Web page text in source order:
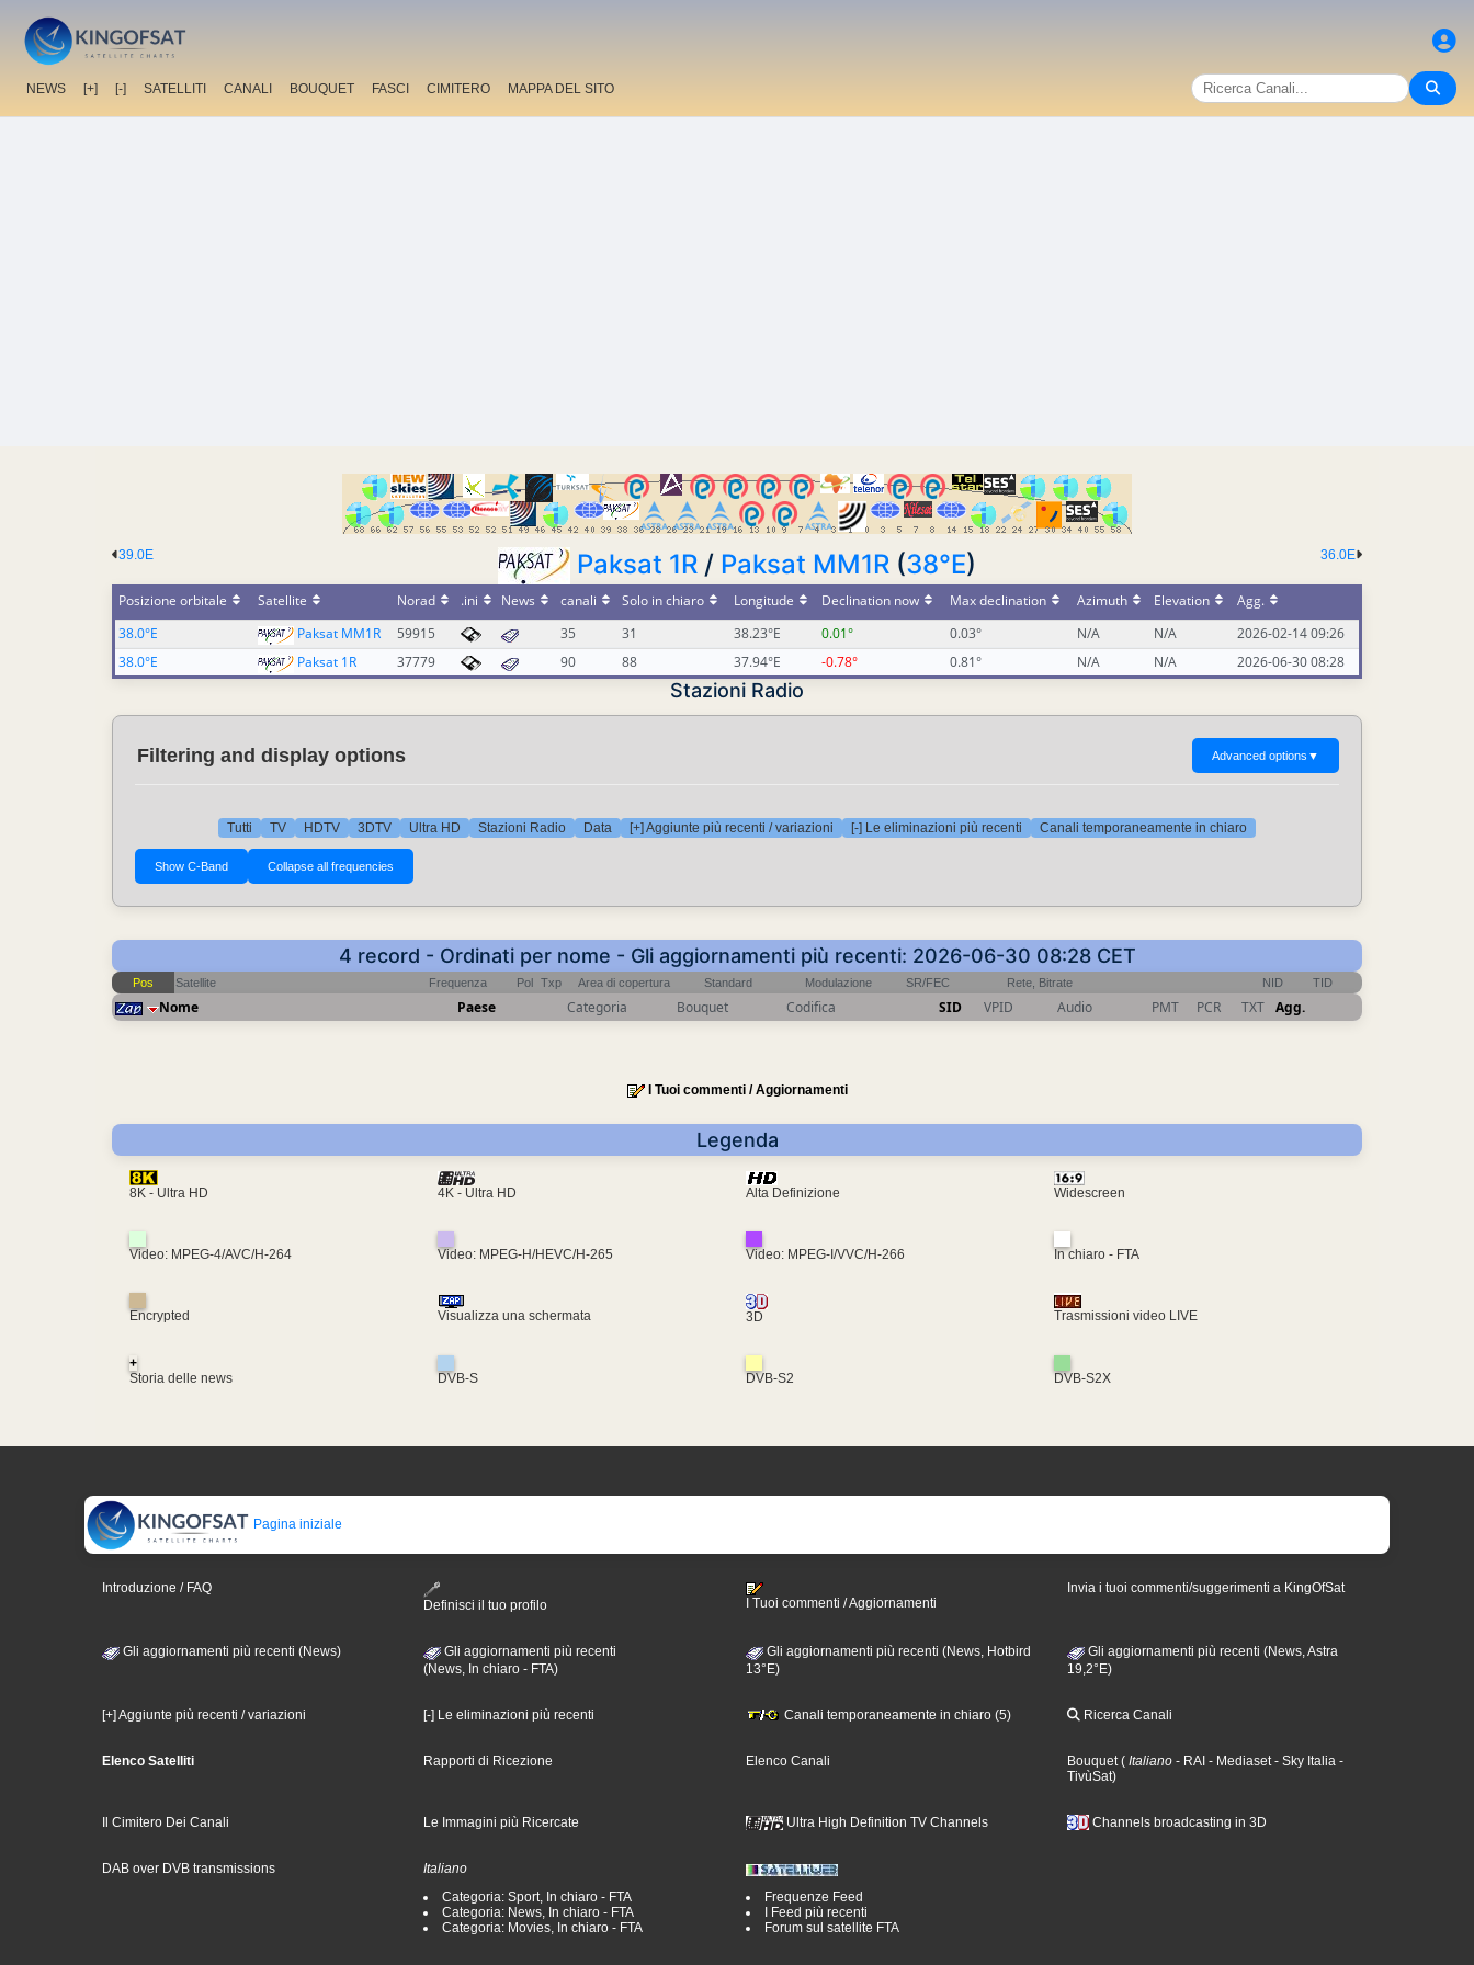
NEWS [+] [-] SATELLITI CANALI BOUQUET FASCI CIMITERO MAPPA DEL SITO
36.0E
39.0E Paksat 1R / Paksat MM1R (38°E)
Posizione orbitale Satellite Norad .ini News canali Solo in chiaro Longitude Declination now Max declination Azimuth Elevation
Agg.
38.0°E
Paksat MM1R 59915 35 31 38.23°E 0.01° 0.03° N/A N/A
2026-02-14 09:26
38.0°E
Paksat 1R 37779 90 88 37.94°E -0.78° 0.81° N/A N/A 2026-06-30 08:28
Stazioni Radio
Filtering and display options Advanced options ▼
Tutti TV HDTV 3DTV Ultra HD Stazioni Radio Data [+] Aggiunte più recenti / variazioni [-] Le eliminazioni più recenti Canali temporaneamente in chiaro
4 record - Ordinati per nome - Gli aggiornamenti più recenti: 2026-06-30 08:28 CET
Pos Satellite Frequenza Pol Txp Area di copertura Standard Modulazione SR/FEC Rete, Bitrate NID TID
Nome Paese Categoria Bouquet Codifica SID VPID Audio PMT PCR TXT Agg.
I Tuoi commenti / Aggiornamenti
Legenda
8K - Ultra HD 4K - Ultra HD Alta Definizione Widescreen
Video: MPEG-4/AVC/H-264 Video: MPEG-H/HEVC/H-265 Video: MPEG-I/VVC/H-266 In chiaro - FTA
Encrypted Visualizza una schermata 3D Trasmissioni video LIVE
+
Storia delle news
DVB-S DVB-S2 DVB-S2X
Pagina iniziale
Introduzione / FAQ
Definisci il tuo profilo
I Tuoi commenti / Aggiornamenti
Invia i tuoi commenti/suggerimenti a KingOfSat
Gli aggiornamenti più recenti (News)
Gli aggiornamenti più recenti
(News, In chiaro - FTA)
Gli aggiornamenti più recenti (News, Hotbird
13°E)
Gli aggiornamenti più recenti (News, Astra
19,2°E)
[+] Aggiunte più recenti / variazioni [-] Le eliminazioni più recenti Canali temporaneamente in chiaro (5) Ricerca Canali
Elenco Satelliti Rapporti di Ricezione Elenco Canali Bouquet ( Italiano - RAI - Mediaset - Sky Italia -
TivùSat)
Il Cimitero Dei Canali Le Immagini più Ricercate Ultra High Definition TV Channels Channels broadcasting in 3D
DAB over DVB transmissions
Italiano
Categoria: Sport, In chiaro - FTA
Categoria: News, In chiaro - FTA
Categoria: Movies, In chiaro - FTA
Frequenze Feed
I Feed più recenti
Forum sul satellite FTA